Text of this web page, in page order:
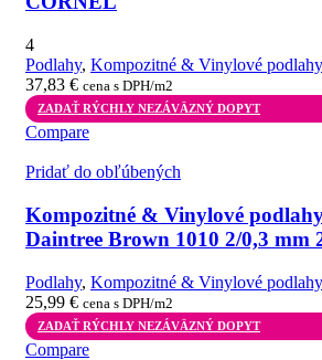
4
Podlahy, Kompozitné & Vinylové podlahy
37,83 € cena s DPH/m2
ZADAŤ RÝCHLY NEZÁVÄZNÝ DOPYT
Compare
Pridať do obľúbených
Kompozitné & Vinylové
Daintree Brown 1010 2/0,3 mm
Podlahy, Kompozitné & Vinylové podlahy
25,99 € cena s DPH/m2
ZADAŤ RÝCHLY NEZÁVÄZNÝ DOPYT
Compare